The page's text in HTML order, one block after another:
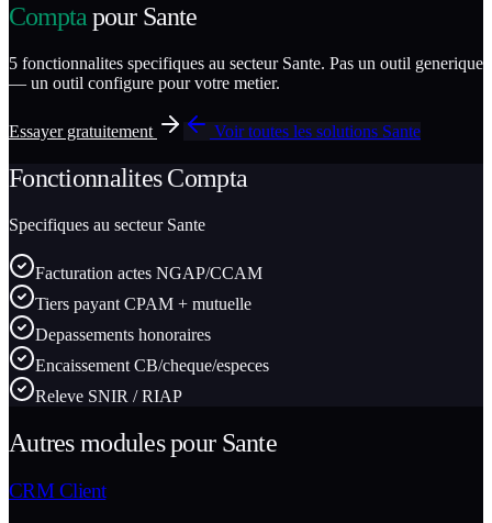
Compta pour Sante
5 fonctionnalites specifiques au secteur Sante. Pas un outil generique
— un outil configure pour votre metier.
Essayer gratuitement Voir toutes les solutions Sante
FonctionnalitesCompta
Specifiques au secteur Sante
Facturation actes NGAP/CCAM
Tiers payant CPAM + mutuelle
Depassements honoraires
Encaissement CB/cheque/especes
Releve SNIR / RIAP
Autres modules pour Sante
CRM Client